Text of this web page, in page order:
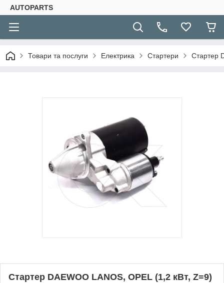
AUTOPARTS
Товари та послуги Електрика Стартери Стартер
Стартер DAEWOO LANOS, OPEL (1,2 кВт, Z=9)